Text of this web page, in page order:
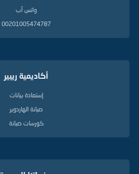
واتس آب
00201005474787
أكاديمية ريبير
إستعادة بيانات
صيانة الهاردوير
كورسات صيانة